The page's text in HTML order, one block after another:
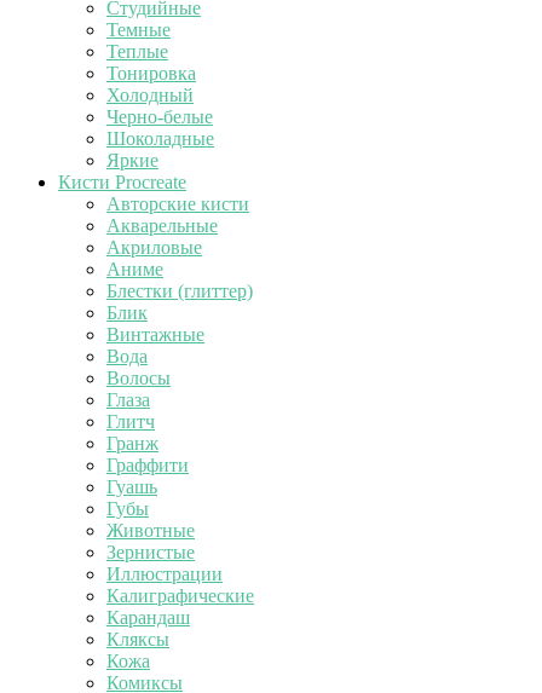
Студийные
Темные
Теплые
Тонировка
Холодный
Черно-белые
Шоколадные
Яркие
Кисти Procreate
Авторские кисти
Акварельные
Акриловые
Аниме
Блестки (глиттер)
Блик
Винтажные
Вода
Волосы
Глаза
Глитч
Гранж
Граффити
Гуашь
Губы
Животные
Зернистые
Иллюстрации
Калиграфические
Карандаш
Кляксы
Кожа
Комиксы